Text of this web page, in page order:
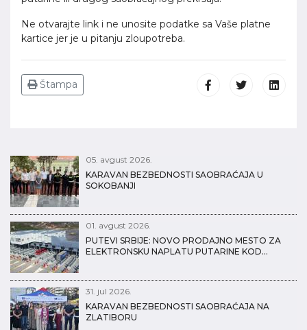
Ne otvarajte link i ne unosite podatke sa Vaše platne
kartice jer je u pitanju zloupotreba.
Štampa
05. avgust 2026.
KARAVAN BEZBEDNOSTI SAOBRAĆAJA U
SOKOBANJI
01. avgust 2026.
PUTEVI SRBIJE: NOVO PRODAJNO MESTO ZA
ELEKTRONSKU NAPLATU PUTARINE KOD…
31. jul 2026.
KARAVAN BEZBEDNOSTI SAOBRAĆAJA NA
ZLATIBORU